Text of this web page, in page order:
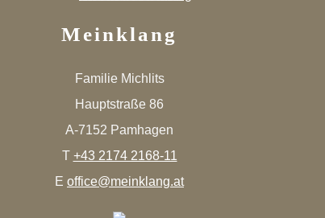
Meinklang
Familie Michlits
Hauptstraße 86
A-7152 Pamhagen
T +43 2174 2168-11
E office@meinklang.at